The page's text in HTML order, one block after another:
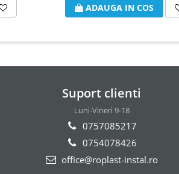
ADAUGA IN COS
Suport clienti
Luni-Vineri 9-18
0757085217
0754078426
office@roplast-instal.ro